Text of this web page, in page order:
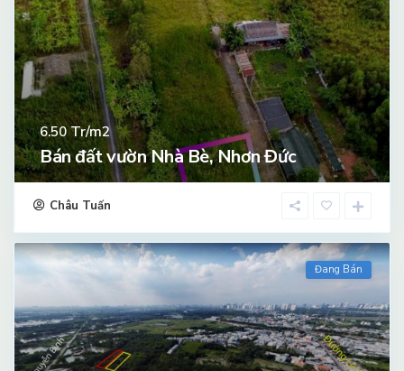
6.50Tr/m2
Bán đất vườn Nhà Bè, Nhơn Đức
Châu Tuấn
Đang Bán